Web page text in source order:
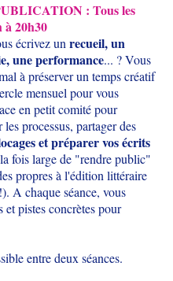
: Tous les
à 20h30
écrivez unrecueil, un
une performance... ? Vous
à préserver un temps créatif
mensuel pour vous
en petit comité pour
processus, partager des
et préparer vos écrits
fois large de "rendre public"
propres à l'édition littéraire
A chaque séance, vous
pistes concrètes pour
entre deux séances.